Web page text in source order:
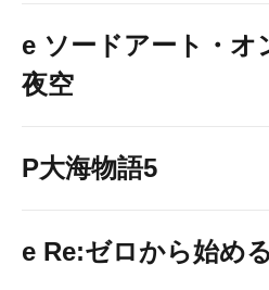
e ソードアート・
夜空
P大海物語5
e Re:ゼロから始め